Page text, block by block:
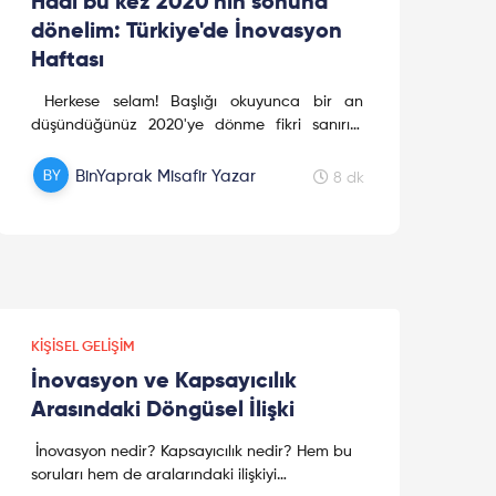
dönelim: Türkiye'de İnovasyon
Haftası
Herkese selam! Başlığı okuyunca bir an
düşündüğünüz 2020'ye dönme fikri sanırım
Muhtemelen hayatlarımızın en zor zamanlarını
yaşadık, hiç ummadığımız dönüşümlere
BinYaprak Misafir Yazar 8 dk
KIŞISEL GELIŞIM
İnovasyon ve Kapsayıcılık
Arasındaki Döngüsel İlişki
İnovasyon nedir? Kapsayıcılık nedir? Hem bu
soruları hem de aralarındaki ilişkiyi